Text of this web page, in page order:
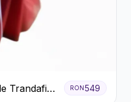
Trandafiri
RON 549